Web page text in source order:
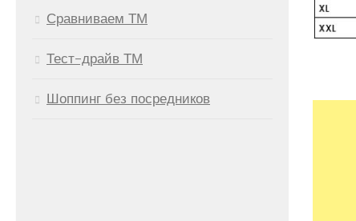
Сравниваем ТМ
Тест-драйв ТМ
Шоппинг без посредников